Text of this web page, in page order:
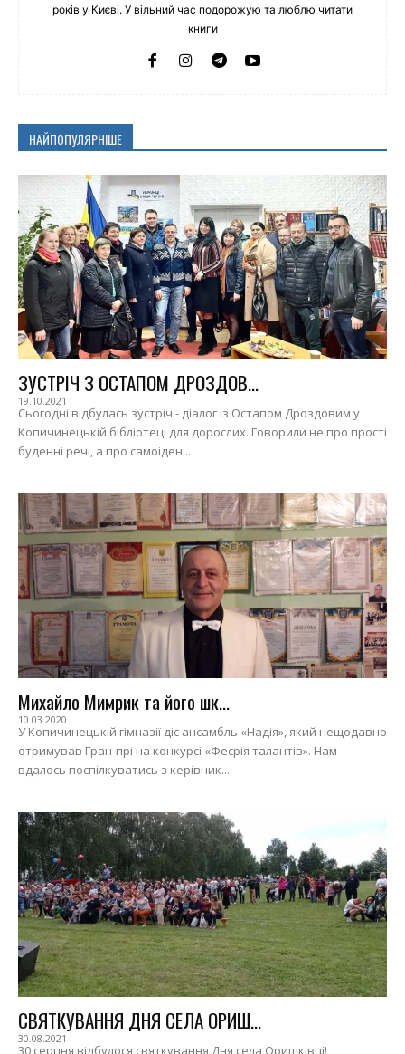
років у Києві. У вільний час подорожую та люблю читати
книги
НАЙПОПУЛЯРНІШЕ
ЗУСТРІЧ З ОСТАПОМ ДРОЗДОВ...
19.10.2021
Сьогодні відбулась зустріч - діалог із Остапом Дроздовим у
Копичинецькій бібліотеці для дорослих. Говорили не про прості
буденні речі, а про самоіден...
Михайло Мимрик та його шк...
10.03.2020
У Копичинецькій гімназії діє ансамбль «Надія», який нещодавно
отримував Гран-прі на конкурсі «Феєрія талантів». Нам
вдалось поспілкуватись з керівник...
СВЯТКУВАННЯ ДНЯ СЕЛА ОРИШ...
30.08.2021
30 серпня відбулося святкування Дня села Оришківці!